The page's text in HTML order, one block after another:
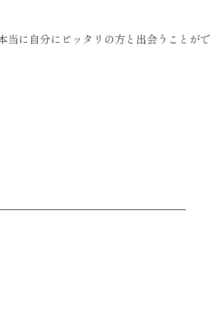
に自分にピッタリの方と出会うことが